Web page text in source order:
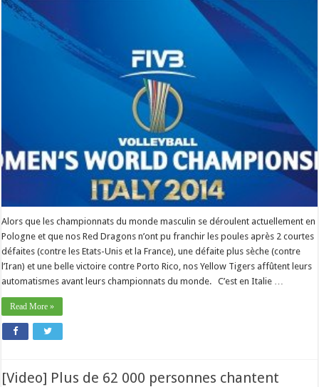
Alors que les championnats du monde masculin se déroulent actuellement en
Pologne et que nos Red Dragons n’ont pu franchir les poules après 2 courtes
défaites (contre les Etats-Unis et la France), une défaite plus sèche (contre
l’Iran) et une belle victoire contre Porto Rico, nos Yellow Tigers affûtent leurs
automatismes avant leurs championnats du monde. C’est en Italie …
Read More »
[Video] Plus de 62 000 personnes chantent